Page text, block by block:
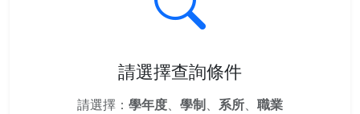
請選擇查詢條件
請選擇： 學年度、 學制、 系所、 職業